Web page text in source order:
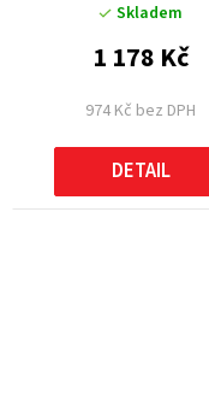
Skladem
974 Kč bez DPH
1 178 Kč
DETAIL